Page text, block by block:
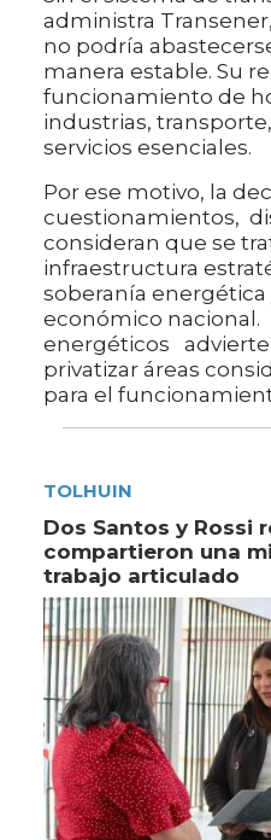
administra
no podría
manera estable. Su
funcionamiento de
industrias,
servicios esenciales.
Por ese motivo, la
cuestionamientos,
consideran que se
infraestructura
soberanía energética
económico nacional.
energéticos
privatizar áreas
para el
TOLHUIN
Dos Santos y Rossi
compartieron una
trabajo articulado